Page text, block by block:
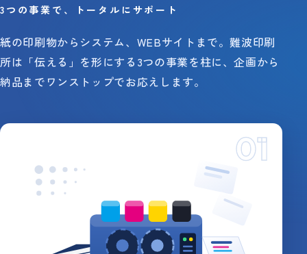
3つの事業で、トータルにサポート
紙の印刷物からシステム、WEBサイトまで。難波印刷
所は「伝える」を形にする3つの事業を柱に、企画から
納品までワンストップでお応えします。
01